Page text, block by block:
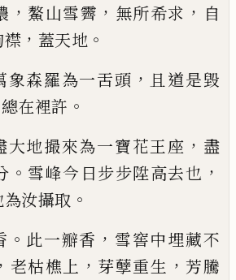
， 鰲山雪霽 ， 無所希求 ， 自
襟 ， 蓋天地 。
象森羅為一舌頭 ， 且道是毀
總在裡許 。
大地撮來為一寶花王座 ， 盡
。 雪峰今日步步陞高去也 ，
為汝攝取 。
。 此一瓣香 ， 雪窖中埋藏不
， 老枯樵上 ， 芽孽重生 ，芳騰